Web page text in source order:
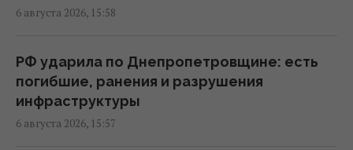
02:52 пятница, 07 августа 2026
Корецкий объявил об увеличении
заработной платы педагогов с 1 сентября
22:53 четверг, 06 августа 2026
6 августа 2026, 15:58
РФ ударила по Днепропетровщине: есть
погибшие, ранения и разрушения
инфраструктуры
6 августа 2026, 15:57